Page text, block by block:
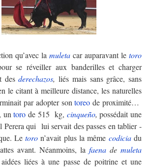
qu’avec lamuleta car auparavant letoro
se réveiller aux banderilles et charger
desderechazos, liés mais sans grâce, sans
le citant à meilleure distance, les naturelles
par adopter sontoreo de proximité…
untoro de 515 kg, cinqueño, possédait une
qui lui servait des passes en tablier -
Letoro n’avait plus la même codiciadu
avant. Néanmoins, la faena de muleta
liées à une passe de poitrine et une